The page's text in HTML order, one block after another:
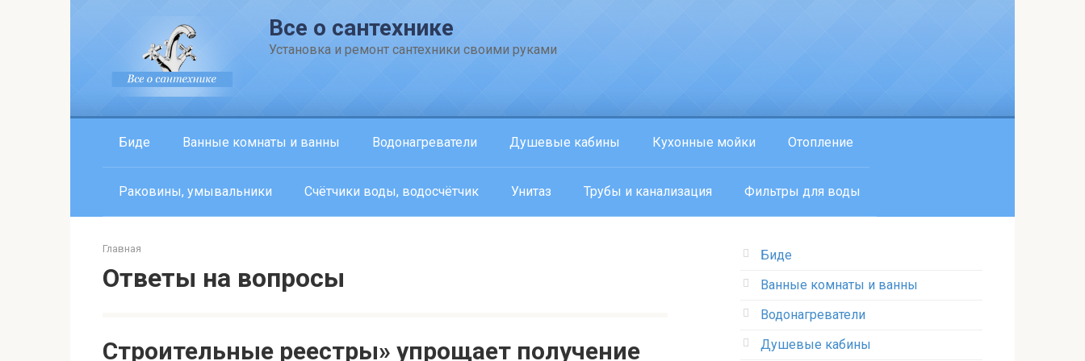
Все о сантехнике
Установка и ремонт сантехники своими руками
Биде Ванные комнаты и ванны Водонагреватели Душевые кабины Кухонные мойки Отопление
Раковины, умывальники Счётчики воды, водосчётчик Унитаз Трубы и канализация Фильтры для воды
Главная
Ответы на вопросы
Строительные реестры» упрощает получение
Биде
Ванные комнаты и ванны
Водонагреватели
Душевые кабины